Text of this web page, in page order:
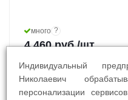
много ?
4 460руб./шт
Индивидуальный
Николаевич
персонализации